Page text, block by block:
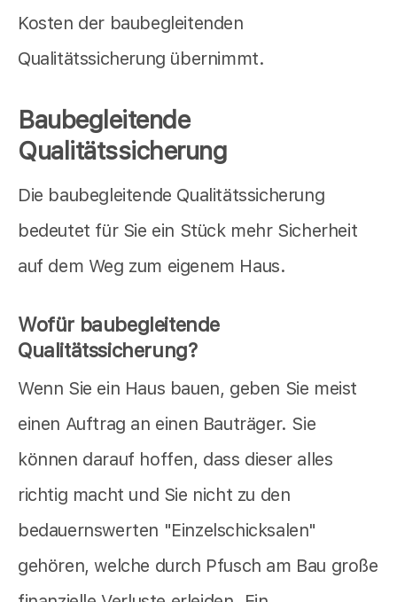
Kosten der baubegleitenden
Qualitätssicherung übernimmt.
Baubegleitende
Qualitätssicherung
Die baubegleitende Qualitätssicherung
bedeutet für Sie ein Stück mehr Sicherheit
auf dem Weg zum eigenem Haus.
Wofür baubegleitende
Qualitätssicherung?
Wenn Sie ein Haus bauen, geben Sie meist
einen Auftrag an einen Bauträger. Sie
können darauf hoffen, dass dieser alles
richtig macht und Sie nicht zu den
bedauernswerten "Einzelschicksalen"
gehören, welche durch Pfusch am Bau große